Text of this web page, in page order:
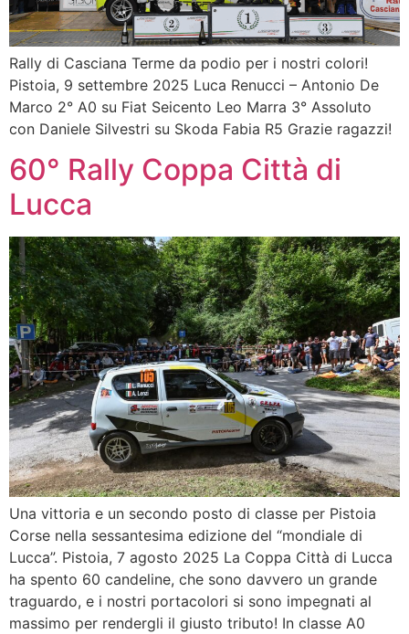
Rally di Casciana Terme da podio per i nostri colori!
Pistoia, 9 settembre 2025 Luca Renucci – Antonio De
Marco 2° A0 su Fiat Seicento Leo Marra 3° Assoluto
con Daniele Silvestri su Skoda Fabia R5 Grazie ragazzi!
60° Rally Coppa Città di
Lucca
Una vittoria e un secondo posto di classe per Pistoia
Corse nella sessantesima edizione del “mondiale di
Lucca”. Pistoia, 7 agosto 2025 La Coppa Città di Lucca
ha spento 60 candeline, che sono davvero un grande
traguardo, e i nostri portacolori si sono impegnati al
massimo per rendergli il giusto tributo! In classe A0